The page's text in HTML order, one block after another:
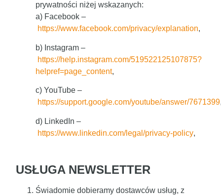
prywatności niżej wskazanych:
a) Facebook –
https://www.facebook.com/privacy/explanation,
b) Instagram –
https://help.instagram.com/519522125107875?
helpref=page_content,
c) YouTube –
https://support.google.com/youtube/answer/7671399
d) LinkedIn –
https://www.linkedin.com/legal/privacy-policy,
USŁUGA NEWSLETTER
Świadomie dobieramy dostawców usług, z